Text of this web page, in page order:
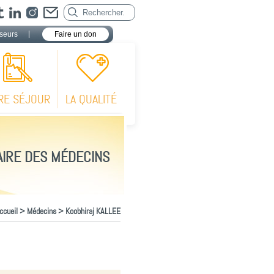
Faire un don
SÉJOUR LA QUALITÉ
DES MÉDECINS
> Médecins> Koobhiraj KALLEE